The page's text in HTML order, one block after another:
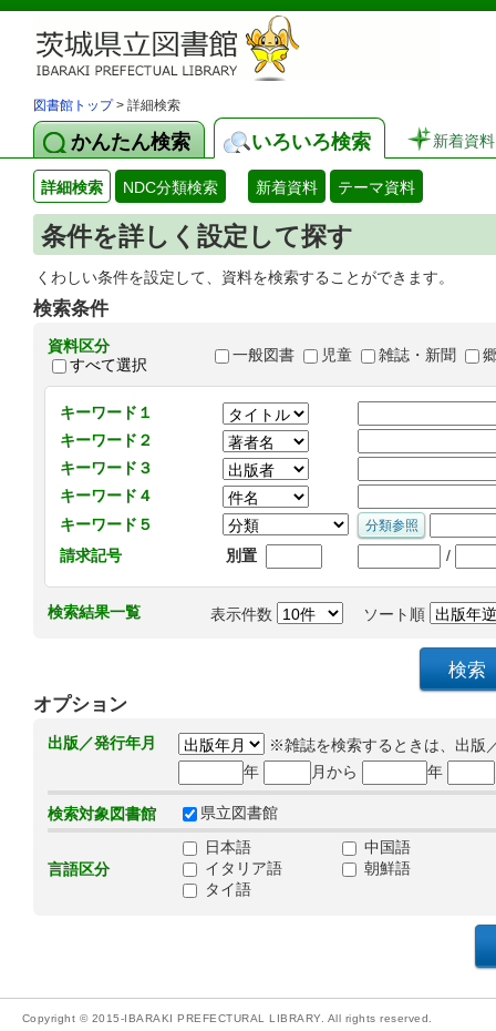
図書館トップ> 詳細検索
かんたん検索 いろいろ検索 新着資料
詳細検索 NDC分類検索 新着資料 テーマ資料
条件を詳しく設定して探す
くわしい条件を設定して、資料を検索することができます。
検索条件
資料区分
すべて選択
一般図書 児童 雑誌・新聞
キーワード１
キーワード２
キーワード３
キーワード４
キーワード５
請求記号
別置 /
検索結果一覧 表示件数 ソート順
オプション
出版／発行年月
※雑誌を検索するときは、出版
年
月から 年
検索対象図書館 県立図書館
言語区分
日本語
中国語
イタリア語
朝鮮語
タイ語
Copyright © 2015-IBARAKI PREFECTURAL LIBRARY. All rights reserved.